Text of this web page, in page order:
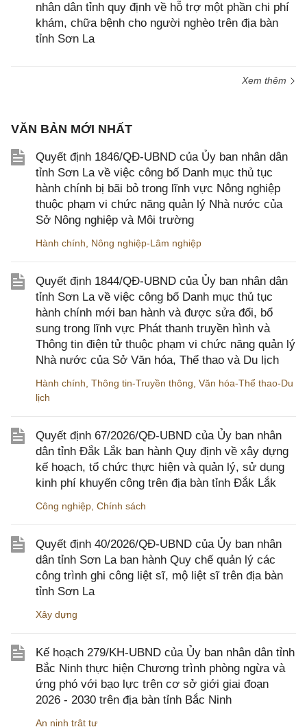
nhân dân tỉnh quy định về hỗ trợ một phần chi phí
khám, chữa bệnh cho người nghèo trên địa bàn
tỉnh Sơn La
Xem thêm
VĂN BẢN MỚI NHẤT
Quyết định 1846/QĐ-UBND của Ủy ban nhân dân
tỉnh Sơn La về việc công bố Danh mục thủ tục
hành chính bị bãi bỏ trong lĩnh vực Nông nghiệp
thuộc phạm vi chức năng quản lý Nhà nước của
Sở Nông nghiệp và Môi trường
Hành chính Nông nghiệp-Lâm nghiệp
Quyết định 1844/QĐ-UBND của Ủy ban nhân dân
tỉnh Sơn La về việc công bố Danh mục thủ tục
hành chính mới ban hành và được sửa đổi, bổ
sung trong lĩnh vực Phát thanh truyền hình và
Thông tin điện tử thuộc phạm vi chức năng quản lý
Nhà nước của Sở Văn hóa, Thể thao và Du lịch
Hành chính Thông tin-Truyền thông Văn hóa-Thể thao-Du
lịch
Quyết định 67/2026/QĐ-UBND của Ủy ban nhân
dân tỉnh Đắk Lắk ban hành Quy định về xây dựng
kế hoạch, tổ chức thực hiện và quản lý, sử dụng
kinh phí khuyến công trên địa bàn tỉnh Đắk Lắk
Công nghiệp Chính sách
Quyết định 40/2026/QĐ-UBND của Ủy ban nhân
dân tỉnh Sơn La ban hành Quy chế quản lý các
công trình ghi công liệt sĩ, mộ liệt sĩ trên địa bàn
tỉnh Sơn La
Xây dựng
Kế hoạch 279/KH-UBND của Ủy ban nhân dân tỉnh
Bắc Ninh thực hiện Chương trình phòng ngừa và
ứng phó với bạo lực trên cơ sở giới giai đoạn
2026 - 2030 trên địa bàn tỉnh Bắc Ninh
An ninh trật tự